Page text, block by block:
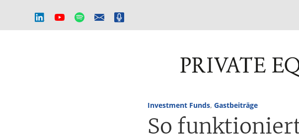
AKTUELLES INVESTMENT
So
Investment Funds, Gastbeiträge